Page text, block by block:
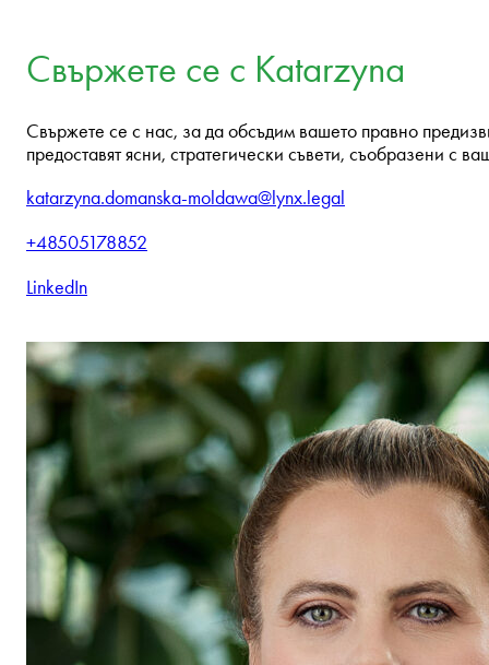
Свържете се с Katarzyna
Свържете се с нас, за да обсъдим вашето правно
предоставят ясни, стратегически съвети, съобразени с
katarzyna.domanska-moldawa@lynx.legal
+48505178852
LinkedIn